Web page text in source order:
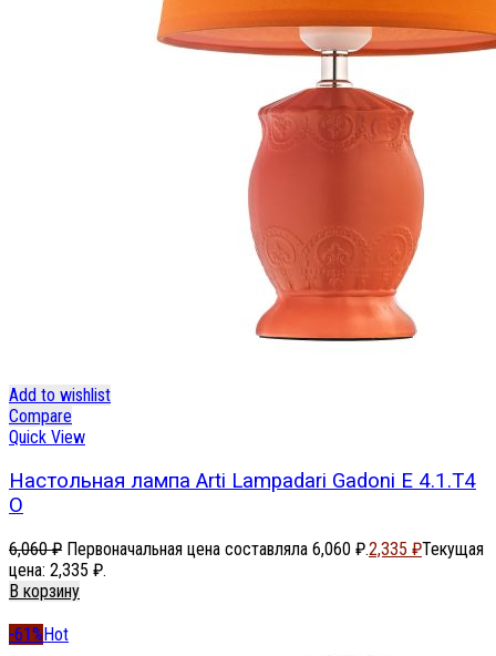
Add to wishlist
Compare
Quick View
Настольная лампа Arti Lampadari Gadoni E 4.1.T4
O
6,060₽ Первоначальная цена составляла 6,060 ₽.2,335 ₽Текущая
цена: 2,335 ₽.
В корзину
-61%Hot